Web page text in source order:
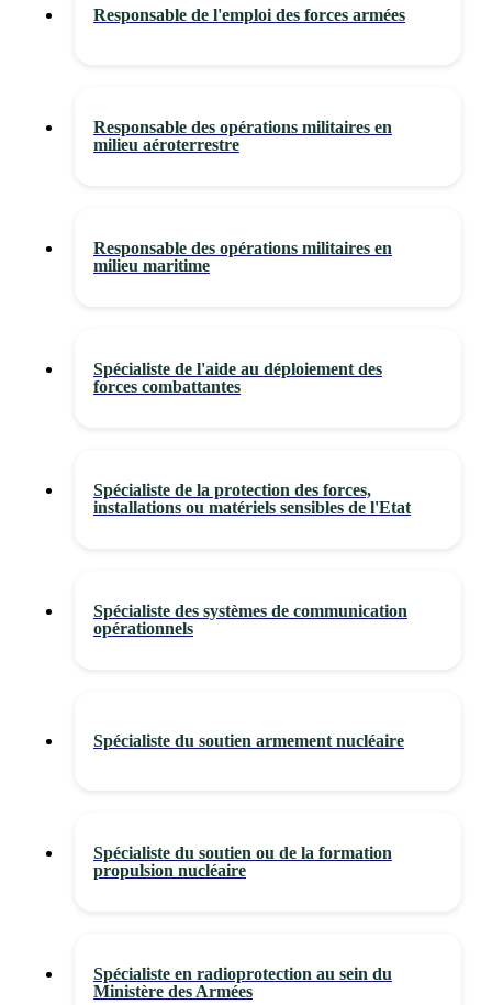
Responsable de l'emploi des forces armées
Responsable des opérations militaires en
milieu aéroterrestre
Responsable des opérations militaires en
milieu maritime
Spécialiste de l'aide au déploiement des
forces combattantes
Spécialiste de la protection des forces,
installations ou matériels sensibles de l'Etat
Spécialiste des systèmes de communication
opérationnels
Spécialiste du soutien armement nucléaire
Spécialiste du soutien ou de la formation
propulsion nucléaire
Spécialiste en radioprotection au sein du
Ministère des Armées